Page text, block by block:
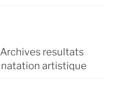
Archives resultats
natation artistique